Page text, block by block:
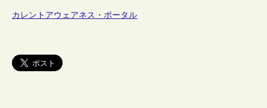
カレントアウェアネス・ポータル